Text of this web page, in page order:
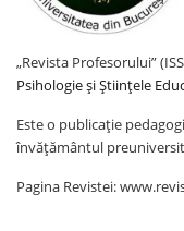
„Revista Profesorului”
Psihologie și Științele
Este o publicație
învățământul
Pagina Revistei: